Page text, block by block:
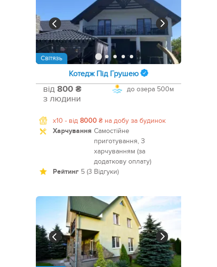
Світязь
Котедж Під Грушею
до озера 500м
від 800 ₴
з людини
x10 - від 8000 ₴ на добу за будинок
Харчування Самостійне
приготування, З
харчуванням (за
додаткову оплату)
Рейтинг 5 (3 Відгуки)